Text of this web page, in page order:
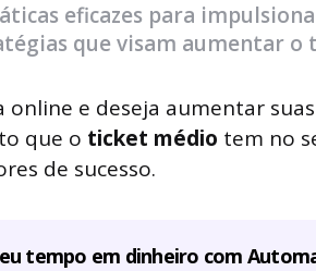
eficazes para
que visam aumentar o
online e deseja aumentar
que o ticket médio tem no
de sucesso.
tempo em dinheiro com